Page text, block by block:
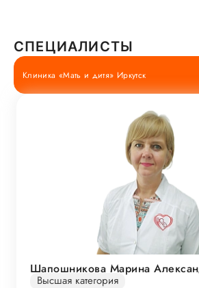
СПЕЦИАЛИСТЫ
Клиника «Мать и дитя» Иркутск
Шапошникова Марина
Высшая категория